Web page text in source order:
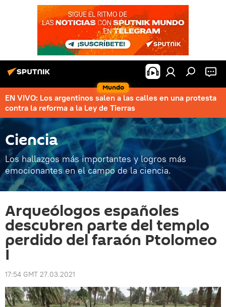
Mundo
EN VIVO: Los argentinos salen a las calles en una protesta
contra la reforma a la Ley de Tierras
Ciencia
Los hallazgos más importantes y logros más
emocionantes en el campo de la ciencia.
Arqueólogos españoles
descubren parte del templo
perdido del faraón Ptolomeo
I
17:54 GMT 27.03.2021